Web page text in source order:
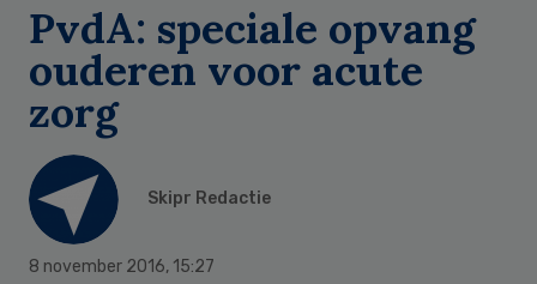
PvdA: speciale opvang
ouderen voor acute
zorg
Skipr Redactie
8 november 2016, 15:27